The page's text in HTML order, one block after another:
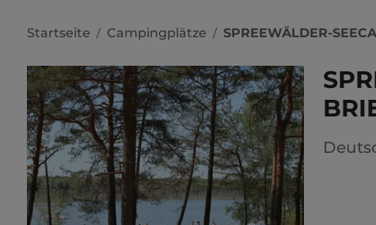
Startseite / Campingplätze / SPREEWÄLDER-